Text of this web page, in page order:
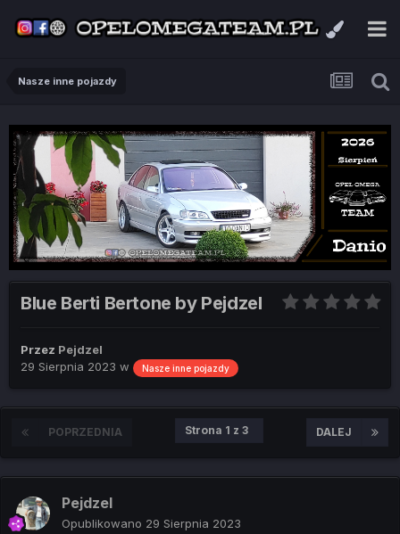
Nasze inne pojazdy
Blue Berti Bertone by Pejdzel
Przez Pejdzel
29 Sierpnia 2023 w Nasze inne pojazdy
POPRZEDNIA DALEJ
Strona 1 z 3
Pejdzel
Opublikowano 29 Sierpnia 2023